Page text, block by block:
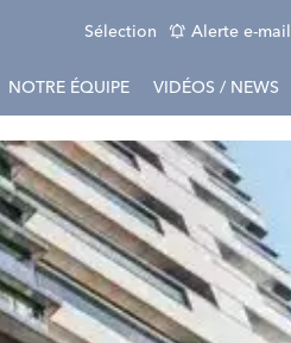
Sélection Alerte e-mail
NOTRE ÉQUIPE VIDÉOS / NEWS